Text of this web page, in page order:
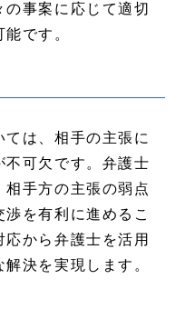
の事案に応じて適切
です。
は、相手の主張に
可欠です。弁護士
手方の主張の弱点
を有利に進めるこ
から弁護士を活用
決を実現します。